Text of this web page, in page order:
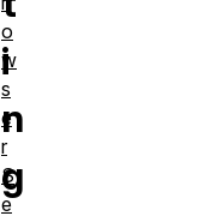
i
n
g
o
w
s
e
r
S
e